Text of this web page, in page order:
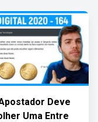
Deve
Uma Entre